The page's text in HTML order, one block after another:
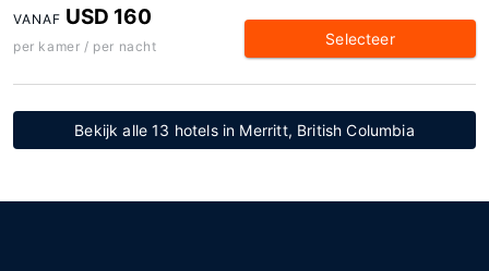
VANAF USD 160
per kamer / per nacht Selecteer
Bekijk alle 13 hotels in Merritt, British Columbia